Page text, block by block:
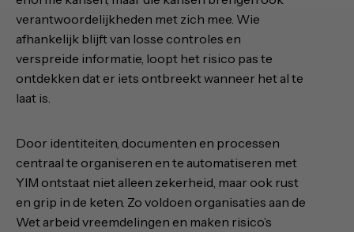
verantwoordelijkheden met zich mee. Wie
afhankelijk blijft van losse controles en
verspreide informatie, loopt het risico pas te
ontdekken dat er iets ontbreekt wanneer het al te
laat is.
Door identiteiten, documenten en processen
centraal te organiseren en te automatiseren met
YIM ontstaat niet alleen zekerheid, maar ook rust
en grip in de keten. Zo voldoen organisaties aan de
Wet arbeid vreemdelingen en maken risico’s